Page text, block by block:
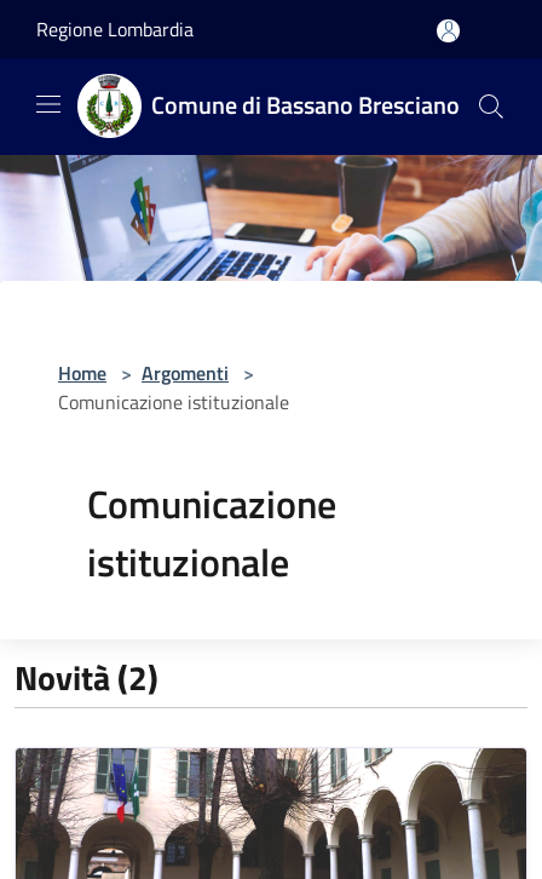
Regione Lombardia
Comune di Bassano Bresciano
Home > Argomenti >
Comunicazione istituzionale
Comunicazione
istituzionale
Novità (2)